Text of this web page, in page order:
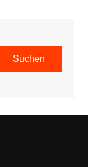
Suchen